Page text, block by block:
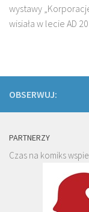
wystawy
wisiała w lecie AD
OBSERWUJ:
PARTNERZY
Czas na komiks